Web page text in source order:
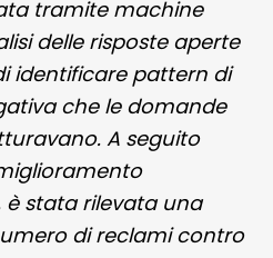
tramite machine
delle risposte aperte
identificare pattern di
che le domande
A seguito
stata rilevata una
di reclami contro